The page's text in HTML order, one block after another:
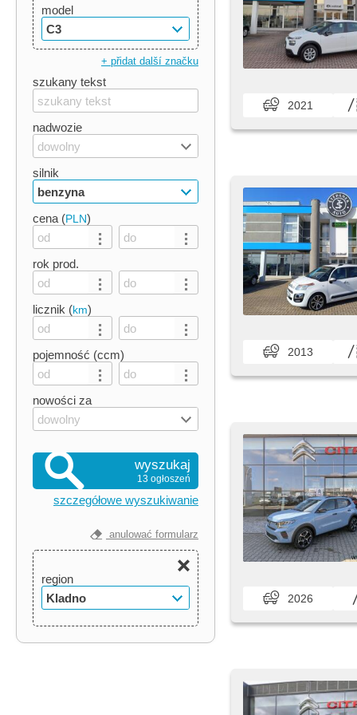
model
C3
+ přidat další značku
szukany tekst
nadwozie
dowolny
silnik
benzyna
cena (PLN)
rok prod.
licznik (km)
pojemność (ccm)
nowości za
dowolny
wyszukaj
13 ogłoszeń
szczegółowe wyszukiwanie
anulować formularz
region
Kladno
2021
2013
2026